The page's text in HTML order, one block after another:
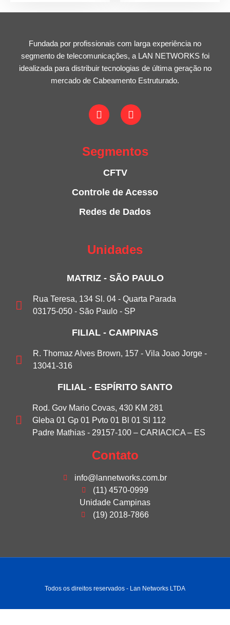
Fundada por profissionais com larga experiência no
segmento de telecomunicações, a LAN NETWORKS foi
idealizada para distribuir tecnologias de última geração no
mercado de Cabeamento Estruturado.
Segmentos
CFTV
Controle de Acesso
Redes de Dados
Unidades
MATRIZ - SÃO PAULO
Rua Teresa, 134 Sl. 04 - Quarta Parada
03175-050 - São Paulo - SP
FILIAL - CAMPINAS
R. Thomaz Alves Brown, 157 - Vila Joao Jorge -
13041-316
FILIAL - ESPÍRITO SANTO
Rod. Gov Mario Covas, 430 KM 281
Gleba 01 Gp 01 Pvto 01 Bl 01 Sl 112
Padre Mathias - 29157-100 – CARIACICA – ES
Contato
info@lannetworks.com.br
(11) 4570-0999
Unidade Campinas
(19) 2018-7866
Todos os direitos reservados - Lan Networks LTDA